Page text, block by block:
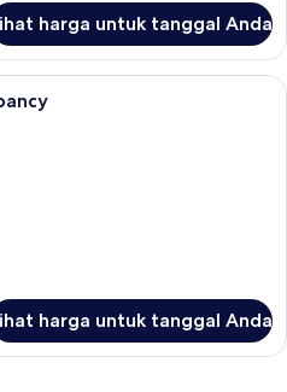
harga untuk tanggal Anda
Busa memori, meja kerja, dan ruang
harga untuk tanggal Anda